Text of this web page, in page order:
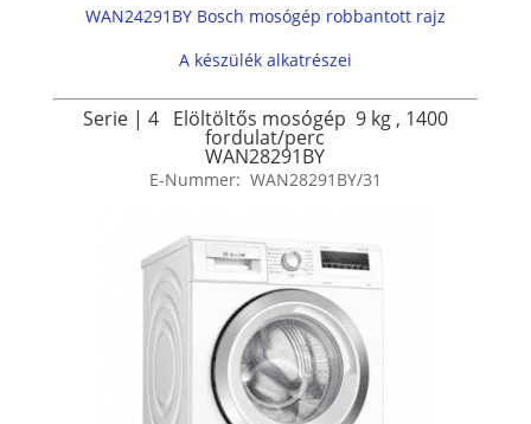
WAN24291BY Bosch mosógép robbantott rajz
A készülék alkatrészei
Serie | 4 Elöltöltős mosógép 9 kg, 1400
fordulat/perc
WAN28291BY
E-Nummer: WAN28291BY/31